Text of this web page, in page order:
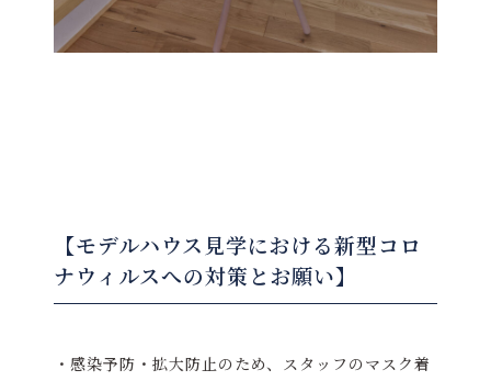
【モデルハウス見学における新型コロ
ナウィルスへの対策とお願い】
・感染予防・拡大防止のため、スタッフのマスク着